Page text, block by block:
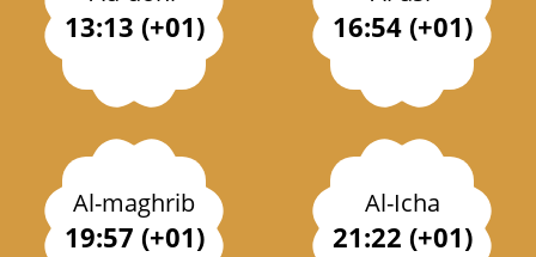
13:13 (+01) 16:54 (+01)
Al-maghrib
19:57 (+01)
Al-Icha
21:22 (+01)